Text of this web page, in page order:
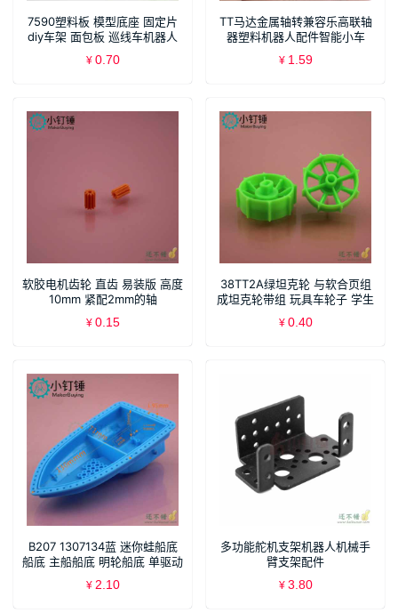
7590塑料板 模型底座 固定片
diy车架 面包板 巡线车机器人
制作
¥ 0.70
TT马达金属轴转兼容乐高联轴
器塑料机器人配件智能小车
B239 651454T-TT马达金属轴
转乐高十字轴 431903
¥ 1.59
软胶电机齿轮 直齿 易装版 高度
10mm 紧配2mm的轴
¥ 0.15
38TT2A绿坦克轮 与软合页组
成坦克轮带组 玩具车轮子 学生
DIY模型
¥ 0.40
B207 1307134蓝 迷你蛙船底
船底 主船船底 明轮船底 单驱动
船底
¥ 2.10
多功能舵机支架机器人机械手
臂支架配件
MG995/996/DS3115通用支架
¥ 3.80